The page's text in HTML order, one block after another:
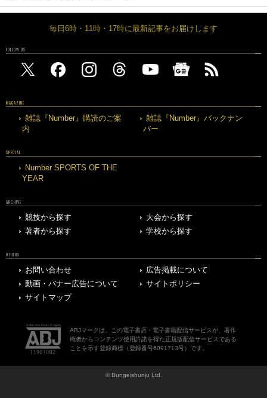
毎日6時・11時・17時に最新記事をお届けします
FOLLOW US
MAGAZINE
雑誌『Number』購読のご案
内
雑誌『Number』バックナン
バー
SPECIAL
Number SPORTS OF THE
YEAR
ARCHIVE
競技から探す
大会から探す
著者から探す
学校から探す
OTHERS
お問い合わせ
広告掲載について
動画・バナー広告について
サイトポリシー
サイトマップ
ABJマークは、この電子書店・電子書籍配信サービスが、著作
権者からコンテンツ使用許諾を得た正規版配信サービスである
ことを示す登録商標（登録番号6091713号）です。
© Bungeishunju Ltd.